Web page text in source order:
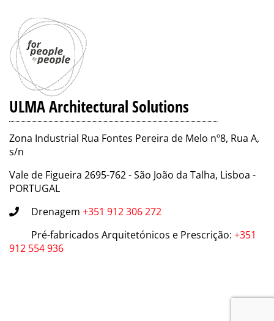
ULMA Architectural Solutions
Zona Industrial Rua Fontes Pereira de Melo nº8, Rua A,
s/n
Vale de Figueira 2695-762 - São João da Talha, Lisboa -
PORTUGAL
Drenagem +351 912 306 272
Pré-fabricados Arquitetónicos e Prescrição: +351
912 554 936